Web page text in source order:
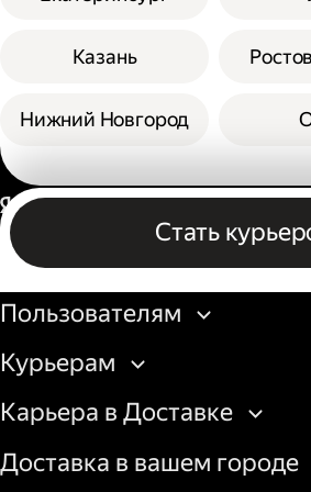
Казань
Нижний Новгород
Стать
Бизнесу
Пользователям
Курьерам
Карьера в Доставке
Доставка в вашем городе